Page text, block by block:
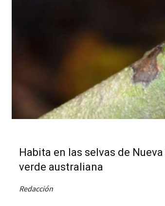
Habita en las selvas de
verde australiana
Redacción